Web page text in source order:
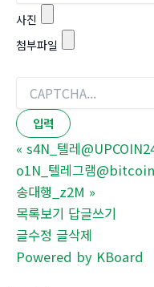
사진
첨부파일
« s4N_텔레
o1N_텔레그램
송대행_z2M »
목록보기 답글쓰기
글수정 글삭제
Powered by KBoard